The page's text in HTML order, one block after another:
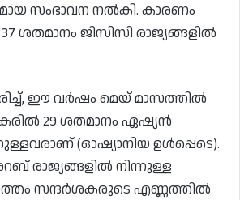
സംഭാവന നൽകി. കാരണം
ശതമാനം ജിസിസി രാജ്യങ്ങളിൽ
ഈ വർഷം മെയ് മാസത്തിൽ
29 ശതമാനം ഏഷ്യൻ
(ഓഷ്യാനിയ ഉൾപ്പെടെ).
രാജ്യങ്ങളിൽ നിന്നുള്ള
സന്ദർശകരുടെ എണ്ണത്തിൽ